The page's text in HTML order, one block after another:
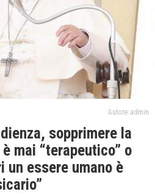
Autore: admin
sopprimere la
mai “terapeutico” o
un essere umano è